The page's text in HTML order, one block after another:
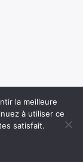
la meilleure
à utiliser ce
satisfait.